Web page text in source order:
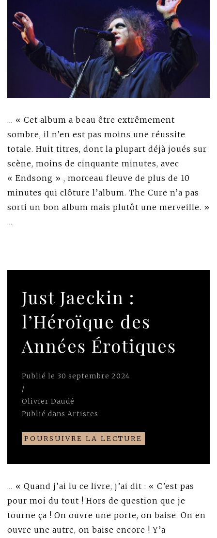
… « Cet album a beau être extrêmement
sombre, il n’en est pas moins une réussite
totale. Huit titres, dont la plupart déjà joués sur
scène, moins de cinquante minutes, avec
« Endsong » , morceau fleuve de plus de 10
minutes qui clôture l’album. The Cure n’a pas
sorti un bon album mais plutôt une merveille. »
…
Just Jaeckin :
l’Héroïque des
Années Érotiques
Publié le 30 septembre 2024
/
Olivier Daudé
Publié dans Artistes
POURSUIVRE LA LECTURE
… « Quand j’ai lu ce livre, j’ai dit : « C’est pas
pour moi du tout ! Hors de question que je
tourne ça ! On ouvre une porte, on baise. On en
ouvre une autre, on baise encore ! Y’a